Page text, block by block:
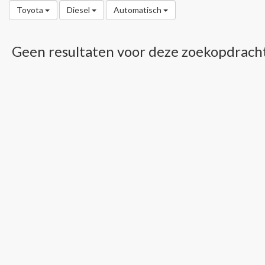
Toyota Diesel Automatisch
Geen resultaten voor deze